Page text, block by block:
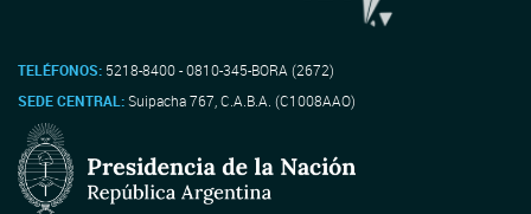
TELÉFONOS: 5218-8400 - 0810-345-BORA (2672)
SEDE CENTRAL:Suipacha 767, C.A.B.A. (C1008AAO)